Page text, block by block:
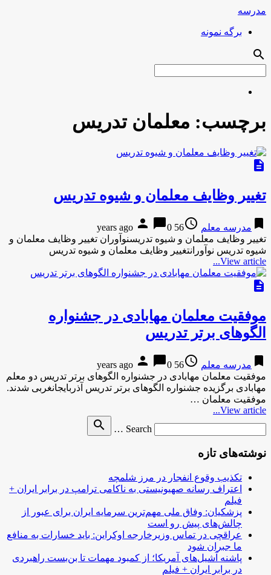
مدرسه
برگه نمونه
search
برچسب: معلمان تدریس
description
تغییر وظایف معلمان و شیوه تدریس
bookmark مدرسه معلم access_time
56 years ago
person chat_bubble0
تغییر وظایف معلمان و شیوه تدریسنوآوران تغییر وظایف معلمان و
شیوه تدریس نوآورانتغییر وظایف معلمان و شیوه تدریس
View article...
description
موفقیت معلمان مهابادی در جشنواره
الگوهای برتر تدریس
bookmark مدرسه معلم access_time
56 years ago
person chat_bubble0
موفقیت معلمان مهابادی در جشنواره الگوهای برتر تدریس دو معلم
مهابادی برگزیده جشنواره الگوهای برتر تدریس آذربایجانغربی شدند.
موفقیت معلمان …
View article...
Search …
search
نوشته‌های تازه
تکذیب وقوع انفجار در مرز شلمچه
اعتراف رسانه صهیونیستی به ناکامی ترامپ در برابر ایران +
فیلم
پزشکیان: وفاق ملی مهم‌ترین سرمایه ایران برای عبور از
چالش‌های پیش رو است
عراقچی در تماس وزیرخارجه اوکراین: باید خسارات به منافع
ما جبران شود
پاشنه آشیل‌های آمریکا؛ از کمبود مهمات تا بن‌بست راهبردی
در برابر ایران + فیلم